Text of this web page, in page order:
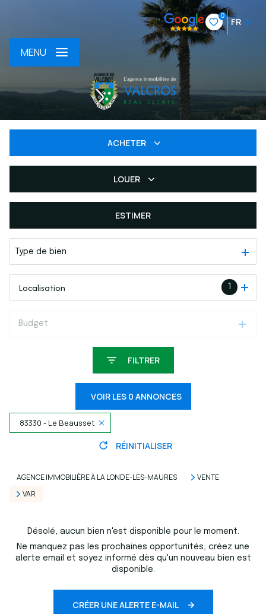
0
FR
MENU
ACHETER
Du neuf
LOUER
ESTIMER
Type de bien
Localisation
Budget
FILTRER
VOIR LES 0 ANNONCES
83330 - Le Beausset
RÉINITIALISER
AGENCE IMMOBILIÈRE À LA LONDE-LES-MAURES
VENTE
VAR
Désolé, aucun bien n'est disponible pour le moment.
Ne manquez pas les prochaines opportunités, créez une
alerte email et soyez informé dès qu'un nouveau bien est
disponible.
CRÉER UNE ALERTE E-MAIL